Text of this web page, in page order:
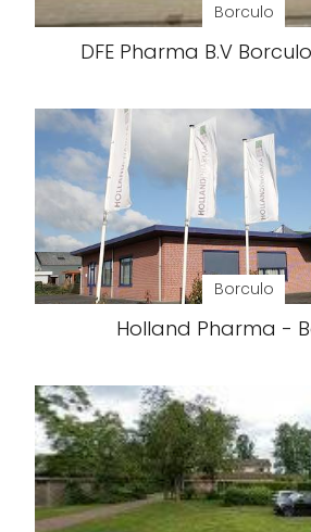
Borculo
DFE Pharma B.V
Borculo
Holland Pharma -